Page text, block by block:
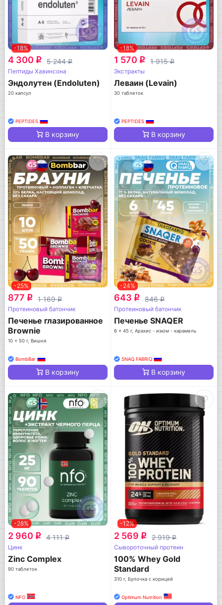
-18%
4 300 q 5 244q
Пептиды Хавинсона
Эндолутен (Endoluten)
20 капсул
PEPTIDES
В корзину
-18%
1 570 q 1 915q
Экстракты
Леваин (Levain)
30 таблеток
PEPTIDES
В корзину
-25%
877 q 1 169q
Протеиновый батончик
Печенье глазированное
Brownie
10 x 50 г, Вишня
BombBar
В корзину
-24%
643 q 846q
Протеиновый батончик
Печенье SNAQER
6 x 45 г, Арахис - изюм - карамель
SNAQ FABRIQ
В корзину
-28%
2 960 q 4 111q
Цинк
Zinc Complex
90 таблеток
NFO
-12%
2 569 q 2 919q
Сывороточный протеин
100% Whey Gold
Standard
310 г, Булочка с корицей
Optimum Nutrition